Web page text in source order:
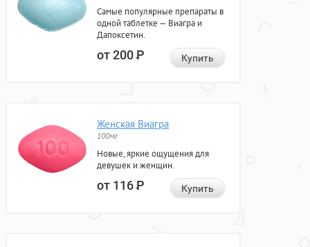
Самые популярные препараты в
одной таблетке — Виагра и
Дапоксетин.
от 200Р Купить
Женская Виагра
100мг
Новые, яркие ощущения для
девушек и женщин.
от 116Р Купить